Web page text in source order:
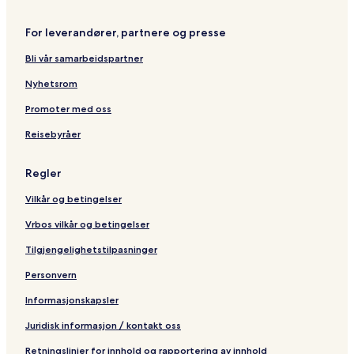
a
a
n
d
a
For leverandører, partnere og presse
Bli vår samarbeidspartner
Nyhetsrom
Promoter med oss
Reisebyråer
Regler
Vilkår og betingelser
Vrbos vilkår og betingelser
Tilgjengelighetstilpasninger
Personvern
Informasjonskapsler
Juridisk informasjon / kontakt oss
Retningslinjer for innhold og rapportering av innhold